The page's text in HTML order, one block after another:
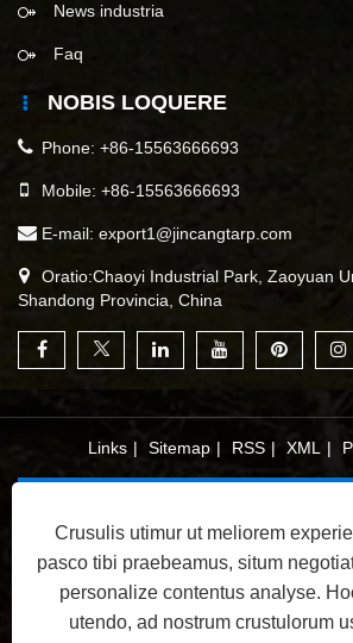
News industria
Faq
NOBIS LOQUERE
Phone: +86-15563666693
Mobile: +86-15563666693
E-mail: export1@jincangtarp.com
Oratio:Chaoyi Industrial Park, Zaoyuan
Shandong Provincia, China
Links | Sitemap | RSS | XML |
Copyright © 2025 Linyi Jincang
All Rights Reserved.
Crusulis utimur ut meliorem
pasco tibi praebeamus, situm
personalize contentus analyse.
utendo, ad nostrum crustulorum